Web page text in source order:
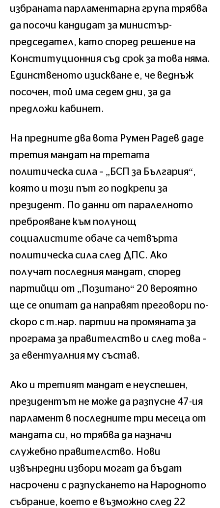
избраната парламентарна група трябва
да посочи кандидат за министър-
председател, като според решение на
Конституционния съд срок за това няма.
Единственото изискване е, че веднъж
посочен, той има седем дни, за да
предложи кабинет.
На предните два вота Румен Радев даде
третия мандат на третата
политическа сила – „БСП за България“,
която и този път го подкрепи за
президент. По данни от паралелното
преброяване към полунощ
социалистите обаче са четвърта
политическа сила след ДПС. Ако
получат последния мандат, според
партийци от „Позитано“ 20 вероятно
ще се опитат да направят преговори по-
скоро с т.нар. партии на промяната за
програма за правителство и след това –
за евентуалния му състав.
Ако и третият мандат е неуспешен,
президентът не може да разпусне 47-ия
парламент в последните три месеца от
мандата си, но трябва да назначи
служебно правителство. Нови
извънредни избори могат да бъдат
насрочени с разпускането на Народното
събрание, което е възможно след 22